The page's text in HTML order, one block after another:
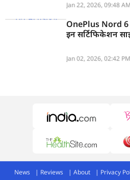
Jan 22, 2026, 09:48 AM
OnePlus Nord 6
इन सर्टिफिकेशन
Jan 02, 2026, 02:42 PM
News Reviews About Privacy